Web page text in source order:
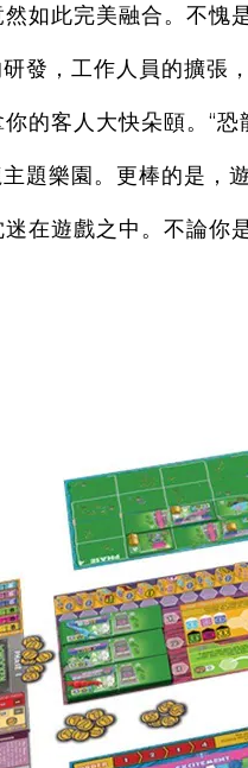
如此完美融合。不愧
發，工作人員的擴張
的客人大快朵頤。“
題樂園。更棒的是，
在遊戲之中。不論你